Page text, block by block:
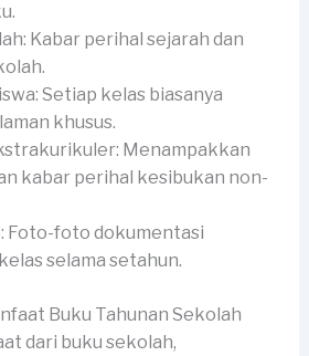
Kabar perihal sejarah dan
Setiap kelas biasanya
khusus.
Menampakkan
kabar perihal kesibukan non-
Foto-foto dokumentasi
selama setahun.
Buku Tahunan Sekolah
dari buku sekolah,